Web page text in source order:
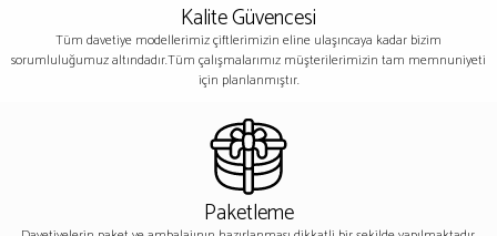
Kalite Güvencesi
Tüm davetiye modellerimiz çiftlerimizin eline ulaşıncaya kadar bizim
sorumluluğumuz altındadır.Tüm çalışmalarımız müşterilerimizin tam memnuniyeti
için planlanmıştır.
Paketleme